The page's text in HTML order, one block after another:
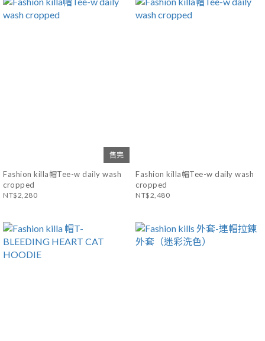
售完
Fashion killa帽Tee-w daily wash
cropped
NT$2,280
Fashion killa帽Tee-w daily wash
cropped
NT$2,480